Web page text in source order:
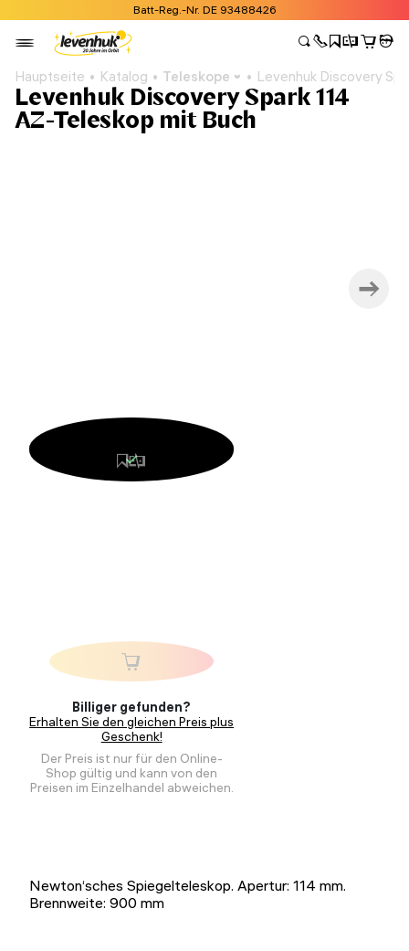
Batt-Reg.-Nr. DE 93488426
Hauptseite Katalog Teleskope Levenhuk Discovery
Levenhuk Discovery Spark 114
AZ-Teleskop mit Buch
Billiger gefunden?
Erhalten Sie den gleichen Preis plus
Geschenk!
Der Preis ist nur für den Online-
Shop gültig und kann von den
Preisen im Einzelhandel abweichen.
Newton‘sches Spiegelteleskop. Apertur: 114 mm.
Brennweite: 900 mm